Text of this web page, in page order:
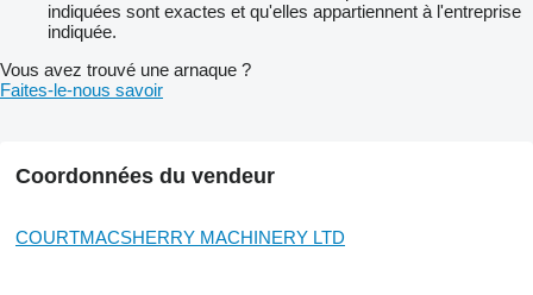
indiquées sont exactes et qu'elles appartiennent à l'entreprise
indiquée.
Vous avez trouvé une arnaque ?
Faites-le-nous savoir
Coordonnées du vendeur
COURTMACSHERRY MACHINERY LTD